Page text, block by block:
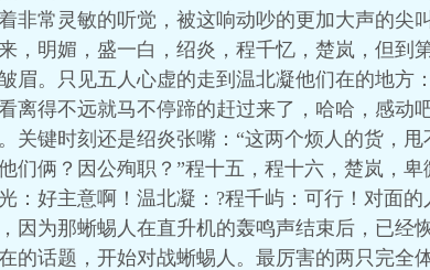
非常灵敏的听觉，被这响动吵的更加大声的尖
，明媚，盛一白，绍炎，程千忆，楚岚，但到
眉。只见五人心虚的走到温北凝他们在的地方
离得不远就马不停蹄的赶过来了，哈哈，感动
关键时刻还是绍炎张嘴：“这两个烦人的货，
们俩？因公殉职？”程十五，程十六，楚岚，
：好主意啊！温北凝：?程千屿：可行！对面的
因为那蜥蜴人在直升机的轰鸣声结束后，已经
的话题，开始对战蜥蜴人。最厉害的两只完全